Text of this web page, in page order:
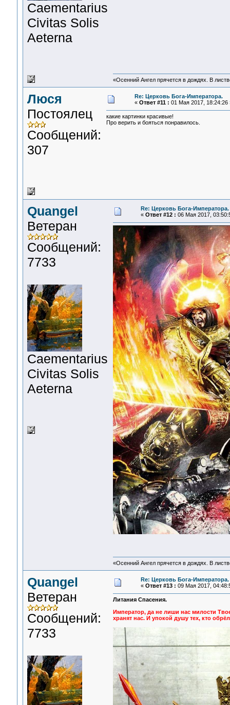
Сaementarius
Civitas Solis
Aeterna
«Осенний Ангел прячется в дождях. В
Люся
Постоялец
Сообщений:
307
Re: Церковь Бога-Императора.
« Ответ #11 : 01 Мая 2017, 18:24:26
какие картинки красивые!
Про верить и бояться понравилось.
Quangel
Ветеран
Сообщений:
7733
Сaementarius
Civitas Solis
Aeterna
Re: Церковь Бога-Императора.
« Ответ #12 : 06 Мая 2017,
«Осенний Ангел прячется в дождях. В
Quangel
Ветеран
Сообщений:
7733
Re: Церковь Бога-Императора.
« Ответ #13 : 09 Мая 2017,
Литания Спасения.
Император, да не лиши нас милости
хранят нас. И упокой душу тех, кто